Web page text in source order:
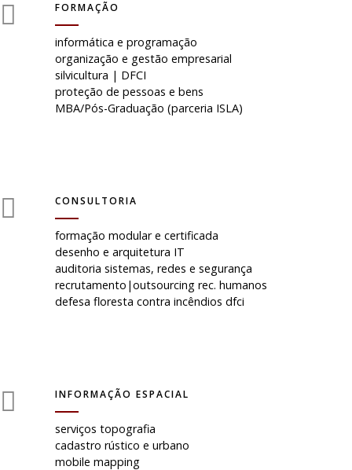
FORMAÇÃO
informática e programação
organização e gestão empresarial
silvicultura | DFCI
proteção de pessoas e bens
MBA/Pós-Graduação (parceria ISLA)
CONSULTORIA
formação modular e certificada
desenho e arquitetura IT
auditoria sistemas, redes e segurança
recrutamento|outsourcing rec. humanos
defesa floresta contra incêndios dfci
INFORMAÇÃO ESPACIAL
serviços topografia
cadastro rústico e urbano
mobile mapping